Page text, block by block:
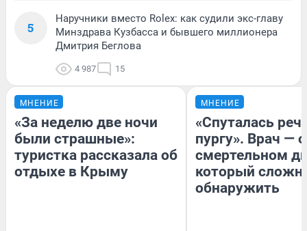
5
Наручники вместо Rolex: как судили экс-главу
Минздрава Кузбасса и бывшего миллионера
Дмитрия Беглова
4 987 15
МНЕНИЕ
«За неделю две ночи
были страшные»:
туристка рассказала об
отдыхе в Крыму
МНЕНИЕ
«Спуталась
пургу». Врач — о
смертельном
который
обнаружить